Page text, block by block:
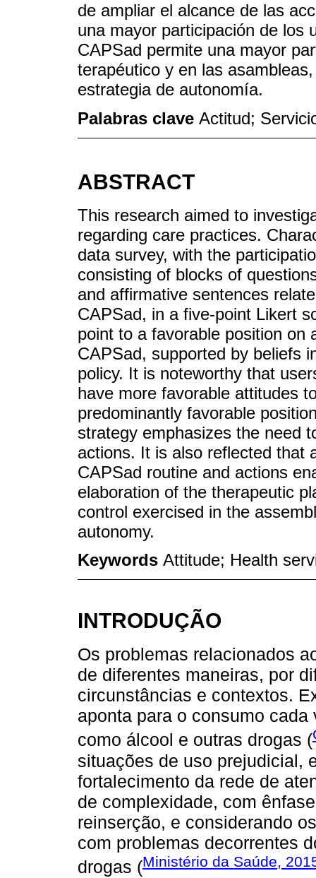
de ampliar el alcance de las
una mayor participación de los
CAPSad permite una mayor
terapéutico y en las
estrategia de autonomía.
Palabras clave Actitud;
ABSTRACT
This research aimed to
regarding care practices.
data survey, with the
consisting of blocks of
and affirmative sentences
CAPSad, in a five-point Likert
point to a favorable position on
CAPSad, supported by beliefs
policy. It is noteworthy that
have more favorable attitudes
predominantly favorable
strategy emphasizes the need
actions. It is also reflected that
CAPSad routine and actions
elaboration of the therapeutic
control exercised in the
autonomy.
Keywords Attitude; Health
INTRODUÇÃO
Os problemas relacionados
de diferentes maneiras, por
circunstâncias e contextos.
aponta para o consumo
como álcool e outras drogas (
situações de uso prejudicial,
fortalecimento da rede de
de complexidade, com
reinserção, e considerando
com problemas decorrentes
drogas (Ministério da Saúde,